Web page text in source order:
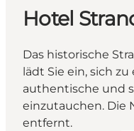
Hotel
Das historische
lädt Sie ein, sich
authentische und
einzutauchen. Die
entfernt.